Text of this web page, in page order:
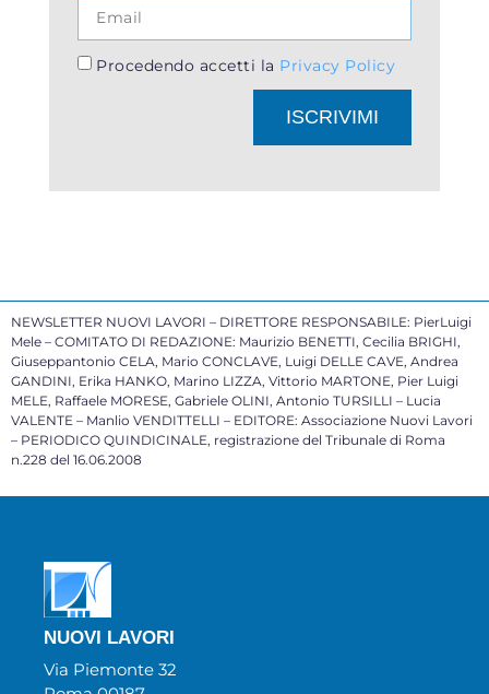
Procedendo accetti la Privacy Policy
ISCRIVIMI
NEWSLETTER NUOVI LAVORI – DIRETTORE RESPONSABILE: PierLuigi
Mele – COMITATO DI REDAZIONE: Maurizio BENETTI, Cecilia BRIGHI,
Giuseppantonio CELA, Mario CONCLAVE, Luigi DELLE CAVE, Andrea
GANDINI, Erika HANKO, Marino LIZZA, Vittorio MARTONE, Pier Luigi
MELE, Raffaele MORESE, Gabriele OLINI, Antonio TURSILLI – Lucia
VALENTE – Manlio VENDITTELLI – EDITORE: Associazione Nuovi Lavori
– PERIODICO QUINDICINALE, registrazione del Tribunale di Roma
n.228 del 16.06.2008
NUOVI LAVORI
Via Piemonte 32